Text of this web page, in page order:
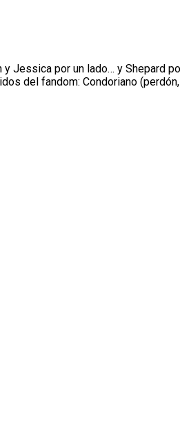
Jessica por un lado… y Shepard
del fandom: Condoriano (perdón,